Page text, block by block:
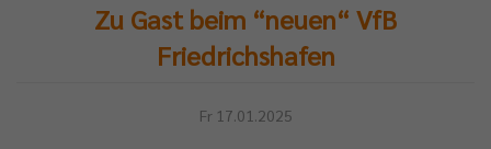
Zu Gast beim “neuen“ VfB
Friedrichshafen
Fr 17.01.2025